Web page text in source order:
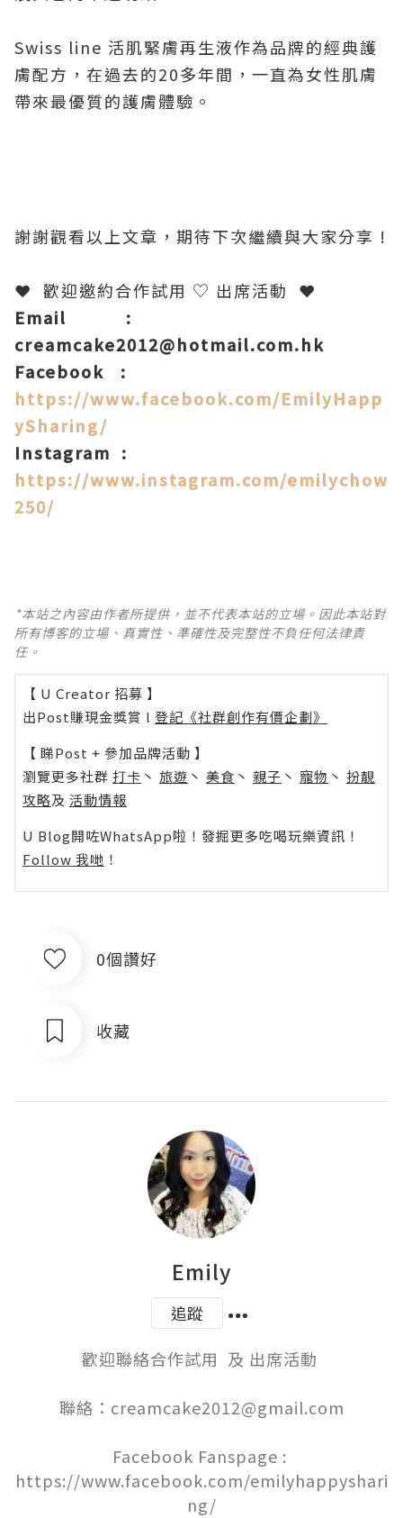
Swiss line 活肌緊膚再生液作為品牌的經典護
膚配方，在過去的20多年間，一直為女性肌膚
帶來最優質的護膚體驗。
謝謝觀看以上文章，期待下次繼續與大家分享 !
❤ 歡迎邀約合作試用 ♡ 出席活動
❤
Email :
creamcake2012@hotmail.com.hk
Facebook :
https://www.facebook.com/EmilyHapp
ySharing/
Instagram :
https://www.instagram.com/emilychow
250/
*本站之內容由作者所提供，並不代表本站的立場。因此本站對
所有博客的立場、真實性、準確性及完整性不負任何法律責
任。
【 U Creator 招募 】
出Post賺現金獎賞 l 登記《社群創作有價企劃》
【 睇Post + 參加品牌活動 】
瀏覽更多社群 打卡 丶 旅遊 丶 美食 丶 親子 丶 寵物 丶 扮靚
攻略及 活動情報
U Blog開咗WhatsApp啦！發掘更多吃喝玩樂資訊！
Follow 我哋 ！
0個讚好
收藏
Emily
追蹤
歡迎聯絡合作試用  及 出席活動
聯絡：creamcake2012@gmail.com
Facebook Fanspage :
https://www.facebook.com/emilyhappyshari
ng/